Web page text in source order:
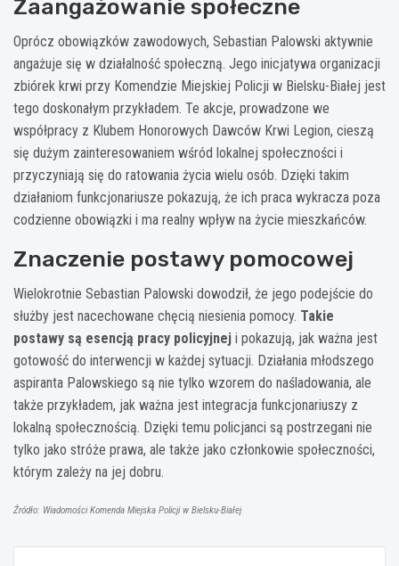
Zaangażowanie społeczne
Oprócz obowiązków zawodowych, Sebastian Palowski aktywnie
angażuje się w działalność społeczną. Jego inicjatywa organizacji
zbiórek krwi przy Komendzie Miejskiej Policji w Bielsku-Białej jest
tego doskonałym przykładem. Te akcje, prowadzone we
współpracy z Klubem Honorowych Dawców Krwi Legion, cieszą
się dużym zainteresowaniem wśród lokalnej społeczności i
przyczyniają się do ratowania życia wielu osób. Dzięki takim
działaniom funkcjonariusze pokazują, że ich praca wykracza poza
codzienne obowiązki i ma realny wpływ na życie mieszkańców.
Znaczenie postawy pomocowej
Wielokrotnie Sebastian Palowski dowodził, że jego podejście do
służby jest nacechowane chęcią niesienia pomocy. Takie
postawy są esencją pracy policyjnej i pokazują, jak ważna jest
gotowość do interwencji w każdej sytuacji. Działania młodszego
aspiranta Palowskiego są nie tylko wzorem do naśladowania, ale
także przykładem, jak ważna jest integracja funkcjonariuszy z
lokalną społecznością. Dzięki temu policjanci są postrzegani nie
tylko jako stróże prawa, ale także jako członkowie społeczności,
którym zależy na jej dobru.
Źródło: Wiadomości Komenda Miejska Policji w Bielsku-Białej